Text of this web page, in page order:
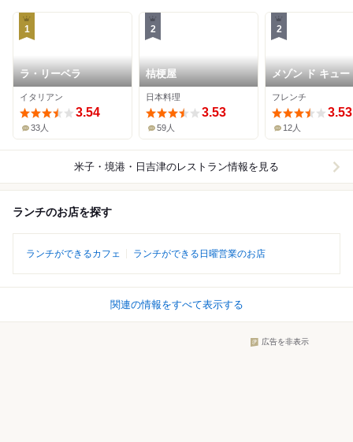
1
ラ・リーベラ
イタリアン
3.54
33人
2
桔梗屋
日本料理
3.53
59人
2
メゾン ド キュー
フレンチ
3.53
12人
米子・境港・日吉津のレストラン情報を見る
ランチのお店を探す
ランチができるカフェ ランチができる日曜営業のお店
関連の情報をすべて表示する
広告を非表示